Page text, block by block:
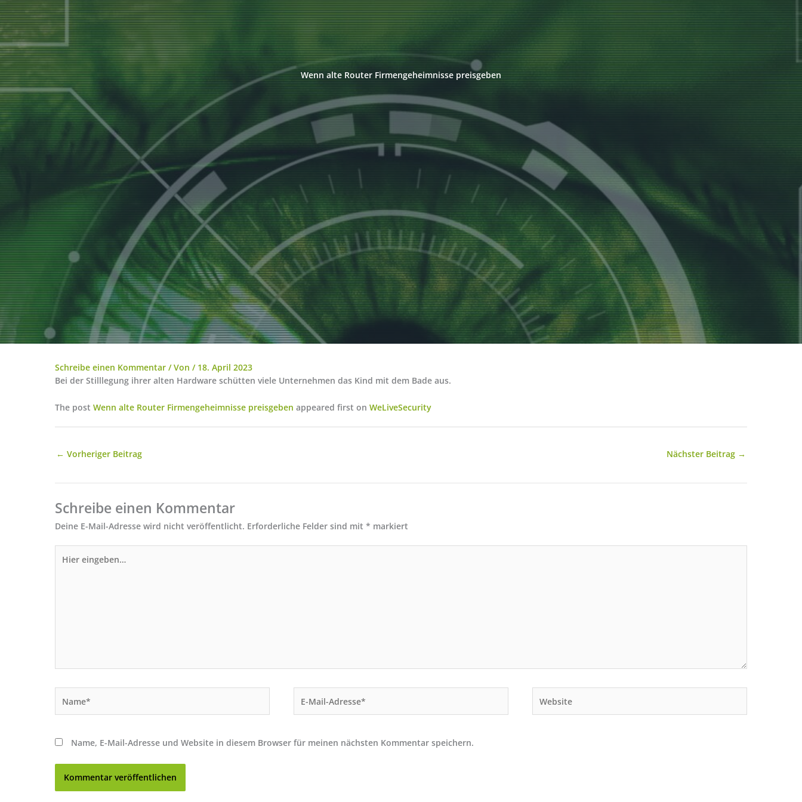
Wenn alte Router Firmengeheimnisse preisgeben
Schreibe einen Kommentar / Von / 18. April 2023
Bei der Stilllegung ihrer alten Hardware schütten viele Unternehmen das Kind mit dem Bade aus.
The post Wenn alte Router Firmengeheimnisse preisgeben appeared first on WeLiveSecurity
← Vorheriger Beitrag Nächster Beitrag →
Schreibe einen Kommentar
Deine E-Mail-Adresse wird nicht veröffentlicht. Erforderliche Felder sind mit * markiert
eingeben…
Mail-
Name, E-Mail-Adresse und Website in diesem Browser für meinen nächsten Kommentar speichern.